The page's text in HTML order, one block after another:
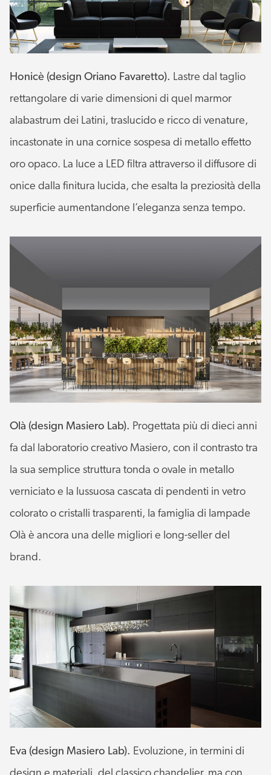
Honicè (design Oriano Favaretto). Lastre dal taglio
rettangolare di varie dimensioni di quel marmor
alabastrum dei Latini, traslucido e ricco di venature,
incastonate in una cornice sospesa di metallo effetto
oro opaco. La luce a LED filtra attraverso il diffusore di
onice dalla finitura lucida, che esalta la preziosità della
superficie aumentandone l’eleganza senza tempo.
Olà (design Masiero Lab). Progettata più di dieci anni
fa dal laboratorio creativo Masiero, con il contrasto tra
la sua semplice struttura tonda o ovale in metallo
verniciato e la lussuosa cascata di pendenti in vetro
colorato o cristalli trasparenti, la famiglia di lampade
Olà è ancora una delle migliori e long-seller del
brand.
Eva (design Masiero Lab). Evoluzione, in termini di